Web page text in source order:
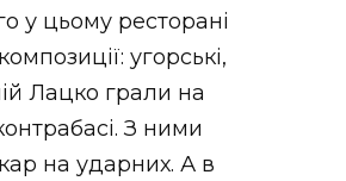
у цьому ресторані
угорські,
Лацко грали на
З ними
на ударних. А в